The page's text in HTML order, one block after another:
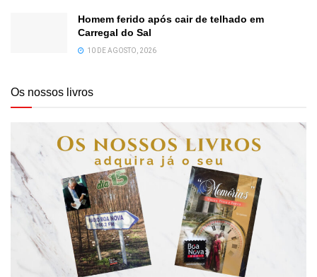
Homem ferido após cair de telhado em
Carregal do Sal
10 DE AGOSTO, 2026
Os nossos livros